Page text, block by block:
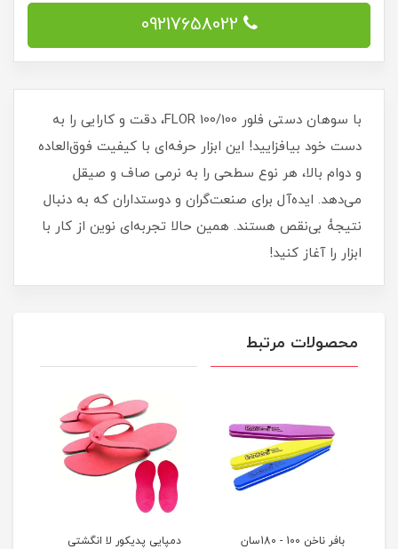
09217658022
با سوهان دستی فلور 100/100 FLOR، دقت و کارایی را به
دست خود بیافزایید! این ابزار حرفه‌ای با کیفیت فوق‌العاده
و دوام بالا، هر نوع سطحی را به نرمی صاف و صیقل
می‌دهد. ایده‌آل برای صنعت‌گران و دوستداران که به دنبال
نتیجۀ بی‌نقص هستند. همین حالا تجربه‌ای نوین از کار با
ابزار را آغاز کنید!
محصولات مرتبط
بافر ناخن 100 - 180سان دمپایی پدیکور لا انگشتی